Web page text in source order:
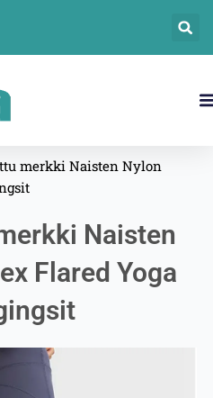
merkki Naisten Nylon
Naisten
Flared Yoga